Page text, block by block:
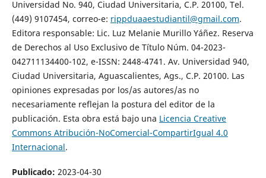
Universidad No. 940, Ciudad Universitaria, C.P. 20100, Tel.
(449) 9107454, correo-e: rippduaaestudiantil@gmail.com.
Editora responsable: Lic. Luz Melanie Murillo Yáñez. Reserva
de Derechos al Uso Exclusivo de Título Núm. 04-2023-
042711134400-102, e-ISSN: 2448-4741. Av. Universidad 940,
Ciudad Universitaria, Aguascalientes, Ags., C.P. 20100. Las
opiniones expresadas por los/as autores/as no
necesariamente reflejan la postura del editor de la
publicación. Esta obra está bajo una Licencia Creative
Commons Atribución-NoComercial-CompartirIgual 4.0
Internacional.
Publicado: 2023-04-30